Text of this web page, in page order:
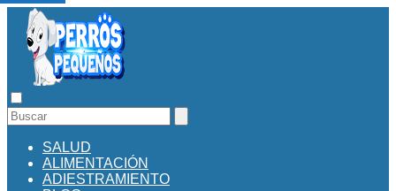
SALUD
ALIMENTACIÓN
ADIESTRAMIENTO